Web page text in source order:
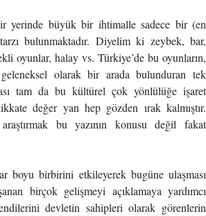
yerinde büyük bir ihtimalle sadece bir (en
bulunmaktadır. Diyelim ki zeybek, bar,
oyunlar, halay vs. Türkiye’de bu oyunların,
olarak bir arada bulunduran tek
tam da bu kültürel çok yönlülüğe işaret
değer yan hep gözden ırak kalmıştır.
bu yazının konusu değil fakat
boyu birbirini etkileyerek bugüne ulaşması
birçok gelişmeyi açıklamaya yardımcı
devletin sahipleri olarak görenlerin